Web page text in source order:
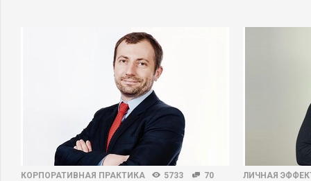
КОРПОРАТИВНАЯ ПРАКТИКА 5733 70 ЛИЧНАЯ